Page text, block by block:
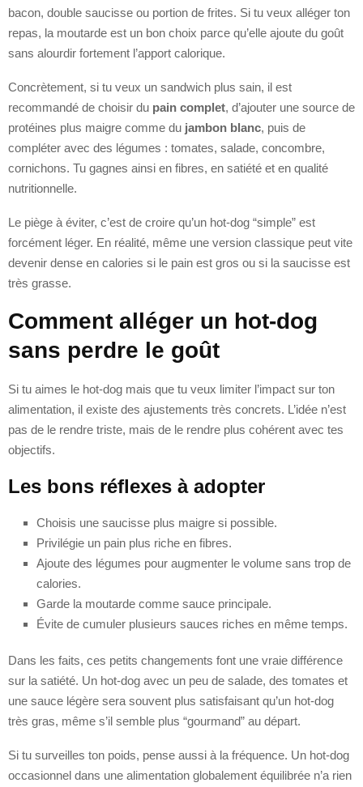
bacon, double saucisse ou portion de frites. Si tu veux alléger ton
repas, la moutarde est un bon choix parce qu’elle ajoute du goût
sans alourdir fortement l’apport calorique.
Concrètement, si tu veux un sandwich plus sain, il est
recommandé de choisir du pain complet, d’ajouter une source de
protéines plus maigre comme du jambon blanc, puis de
compléter avec des légumes : tomates, salade, concombre,
cornichons. Tu gagnes ainsi en fibres, en satiété et en qualité
nutritionnelle.
Le piège à éviter, c’est de croire qu’un hot-dog “simple” est
forcément léger. En réalité, même une version classique peut vite
devenir dense en calories si le pain est gros ou si la saucisse est
très grasse.
Comment alléger un hot-dog
sans perdre le goût
Si tu aimes le hot-dog mais que tu veux limiter l’impact sur ton
alimentation, il existe des ajustements très concrets. L’idée n’est
pas de le rendre triste, mais de le rendre plus cohérent avec tes
objectifs.
Les bons réflexes à adopter
Choisis une saucisse plus maigre si possible.
Privilégie un pain plus riche en fibres.
Ajoute des légumes pour augmenter le volume sans trop de
calories.
Garde la moutarde comme sauce principale.
Évite de cumuler plusieurs sauces riches en même temps.
Dans les faits, ces petits changements font une vraie différence
sur la satiété. Un hot-dog avec un peu de salade, des tomates et
une sauce légère sera souvent plus satisfaisant qu’un hot-dog
très gras, même s’il semble plus “gourmand” au départ.
Si tu surveilles ton poids, pense aussi à la fréquence. Un hot-dog
occasionnel dans une alimentation globalement équilibrée n’a rien